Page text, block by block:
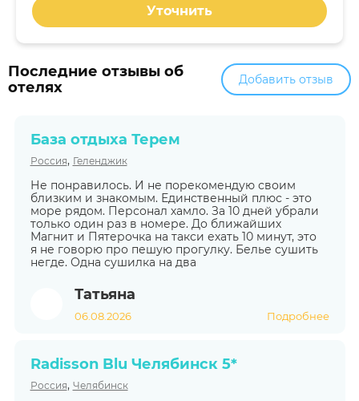
Уточнить
Последние отзывы об
отелях
Добавить отзыв
База отдыха Терем
Россия, Геленджик
Не понравилось. И не порекомендую своим
близким и знакомым. Единственный плюс - это
море рядом. Персонал хамло. За 10 дней убрали
только один раз в номере. До ближайших
Магнит и Пятерочка на такси ехать 10 минут, это
я не говорю про пешую прогулку. Белье сушить
негде. Одна сушилка на два
Татьяна
06.08.2026 Подробнее
Radisson Blu Челябинск 5*
Россия, Челябинск